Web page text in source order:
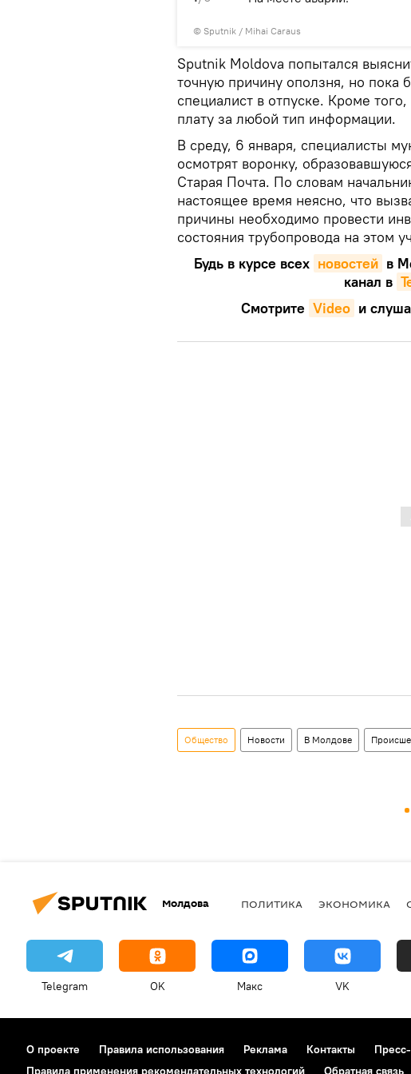
© Sputnik / Mihai Caraus
Sputnik Moldova попытался
точную причину оползня, но пока
специалист в отпуске. Кроме
плату за любой тип информации.
В среду, 6 января, специалисты
осмотрят воронку,
Старая Почта. По словам
настоящее время неясно, что
причины необходимо провести
состояния трубопровода на этом
Будь в курсе всех новостей в
канал в
Смотрите Video и
Общество Новости В Молдове
Молдова ПОЛИТИКА ЭКОНОМИКА
Telegram OK Макс VK
О проекте Правила использования Реклама Контакты
Правила применения рекомендательных технологий
Обратная связь